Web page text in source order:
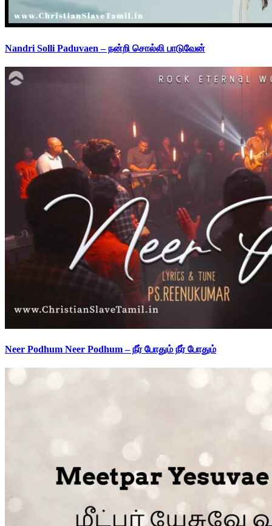
Nandri Solli Paduvaen – நன்றி சொல்லி பாடுவேன்
Neer Podhum Neer Podhum – நீர் போதும் நீர் போதும்